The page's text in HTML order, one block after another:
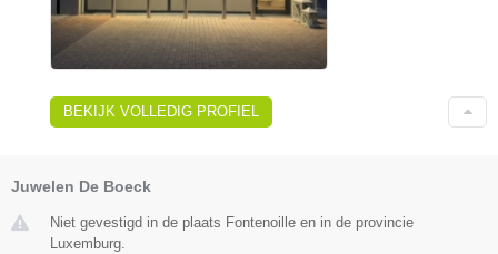
BEKIJK VOLLEDIG PROFIEL
Juwelen De Boeck
Niet gevestigd in de plaats Fontenoille en in de provincie
Luxemburg.